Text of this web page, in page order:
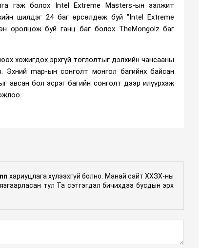
гэж болох Intel Extreme Masters-ын ээлжит
шилдэг 24 баг өрсөлдөж буй "Intel Extreme
оролцож буй ганц баг болох TheMongolz баг
хожигдох эрхгүй тоглолтыг дэлхийн чансааны
Эхний map-ын сонголт монгол багийнх байсан
бол эсрэг багийн сонголт дээр илүүрхэж
хариуцлага хүлээхгүй болно. Манай сайт ХХЗХ-ны
тул Та сэтгэгдэл бичихдээ бусдын эрх